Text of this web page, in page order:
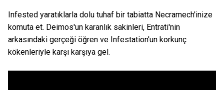
Infested yaratıklarla dolu tuhaf bir tabiatta Necramech'inize
komuta et. Deimos'un karanlık sakinleri, Entrati'nin
arkasındaki gerçeği öğren ve Infestation'un korkunç
kökenleriyle karşı karşıya gel.